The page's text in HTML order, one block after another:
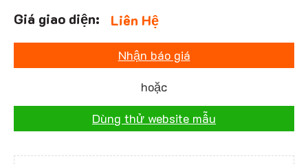
Liên Hệ
Nhận báo giá
hoặc
Dùng thử website mẫu